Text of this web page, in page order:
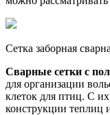
Сетка заборная
Сварные сетки с
для организации
клеток для птиц. С
конструкции теплиц